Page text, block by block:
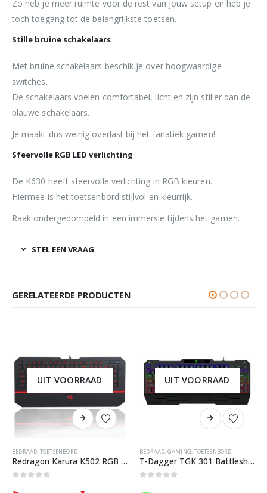
Zo heb je meer ruimte voor de rest van jouw setup en heb je
toch toegang tot de belangrijkste toetsen.
Stille bruine schakelaars
Met bruine schakelaars beschik je over hoogwaardige
switches.
De schakelaars voelen comfortabel, licht en zijn stiller dan de
blauwe schakelaars.
Je maakt dus weinig overlast bij het fanatiek gamen!
Sfeervolle RGB LED verlichting
De K630 heeft sfeervolle verlichting in RGB kleuren.
Hiermee is het toetsenbord stijlvol en kleurrijk.
Raak ondergedompeld in een immersie tijdens het gamen.
STEL EEN VRAAG
GERELATEERDE PRODUCTEN
UIT VOORRAAD
BEDRAAD, TOETSENBORD
Redragon Karura K502 RGB Gaming Toetsenbord
UIT VOORRAAD
BEDRAAD, GAMING,TOETSENBORD
T-Dagger TGK 301 Battleship RGB Mechanisch Gaming Toetsenbord